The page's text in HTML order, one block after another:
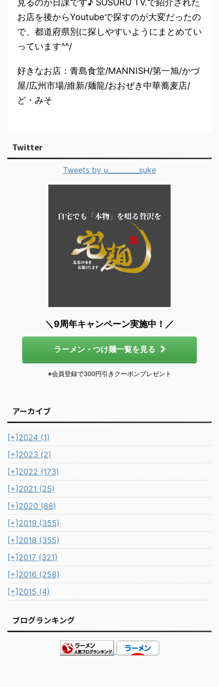
見るのが日課です♪ SUSURU TV.で紹介された
お店を後からYoutubeで探すのが大変だったの
で、都道府県別に探しやすいようにまとめてい
っています^^/
好きなお店：青島食堂/MANNISH/第一旭/かづ
屋/広州市場/維新/麺龍/おおぜき中華蕎麦店/
ど・みそ
Twitter
Tweets by u_________suke
＼9周年キャンペーン実施中！／
ラーメン・つけ麺一覧を見る
※会員登録で300円引きクーポンプレゼント
アーカイブ
[+]2024 (1)
[+]2023 (2)
[+]2022 (173)
[+]2021 (25)
[+]2020 (88)
[+]2019 (355)
[+]2018 (355)
[+]2017 (321)
[+]2016 (258)
[+]2015 (4)
ブログランキング